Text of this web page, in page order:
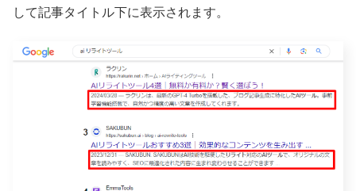
して記事タイトル下に表示されます。